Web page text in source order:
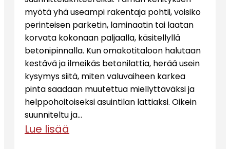
myötä yhä useampi rakentaja pohtii, voisiko
perinteisen parketin, laminaatin tai laatan
korvata kokonaan paljaalla, käsitellyllä
betonipinnalla. Kun omakotitaloon halutaan
kestävä ja ilmeikäs betonilattia, herää usein
kysymys siitä, miten valuvaiheen karkea
pinta saadaan muutettua miellyttäväksi ja
helppohoitoiseksi asuintilan lattiaksi. Oikein
suunniteltu ja…
Lue lisää